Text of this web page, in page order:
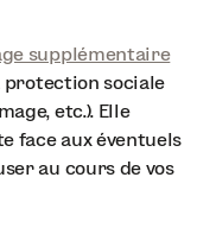
supplémentaire
protection sociale
etc.). Elle
face aux éventuels
au cours de vos